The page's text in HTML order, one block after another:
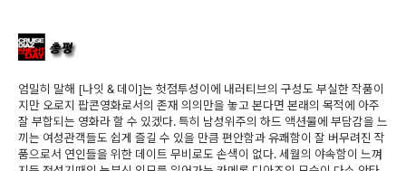
엄밀히 말해 [나잇 & 데이]는 헛점투성이에 내러티브의 구성도 부실한 작품이
지만 오로지 팝콘영화로서의 존재 의의만을 놓고 본다면 본래의 목적에 아주
잘 부합되는 영화라 할 수 있겠다. 특히 남성위주의 하드 액션물에 부담감을 느
끼는 여성관객들도 쉽게 즐길 수 있을 만큼 편안함과 유쾌함이 잘 버무려진 작
품으로서 연인들을 위한 데이트 무비로도 손색이 없다. 세월의 야속함이 느껴